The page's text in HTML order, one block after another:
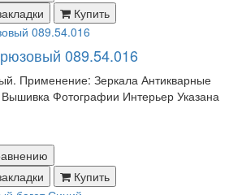
Купить
089.54.016
Применение: Зеркала Антикварные
Фотографии Интерьер Указана
Купить